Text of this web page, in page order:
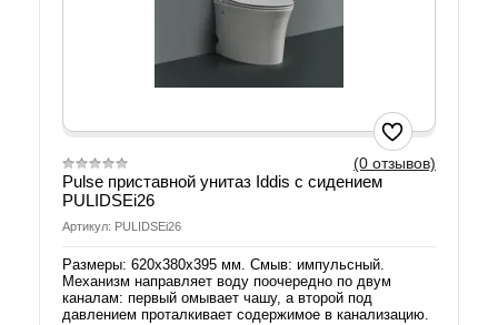
(0 отзывов)
Pulse приставной унитаз Iddis с сидением
PULIDSEi26
Артикул: PULIDSEi26
Размеры: 620х380х395 мм. Смыв: импульсный.
Механизм направляет воду поочередно по двум
каналам: первый омывает чашу, а второй под
давлением проталкивает содержимое в канализацию.